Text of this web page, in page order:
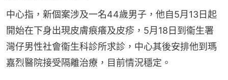
中心指，新個案涉及一名44歲男子，他自5月13日起
開始在下身出現皮膚痕癢及皮疹，5月18日到衞生署
灣仔男性社會衞生科診所求診，中心其後安排他到瑪
嘉烈醫院接受隔離治療，目前情況穩定。